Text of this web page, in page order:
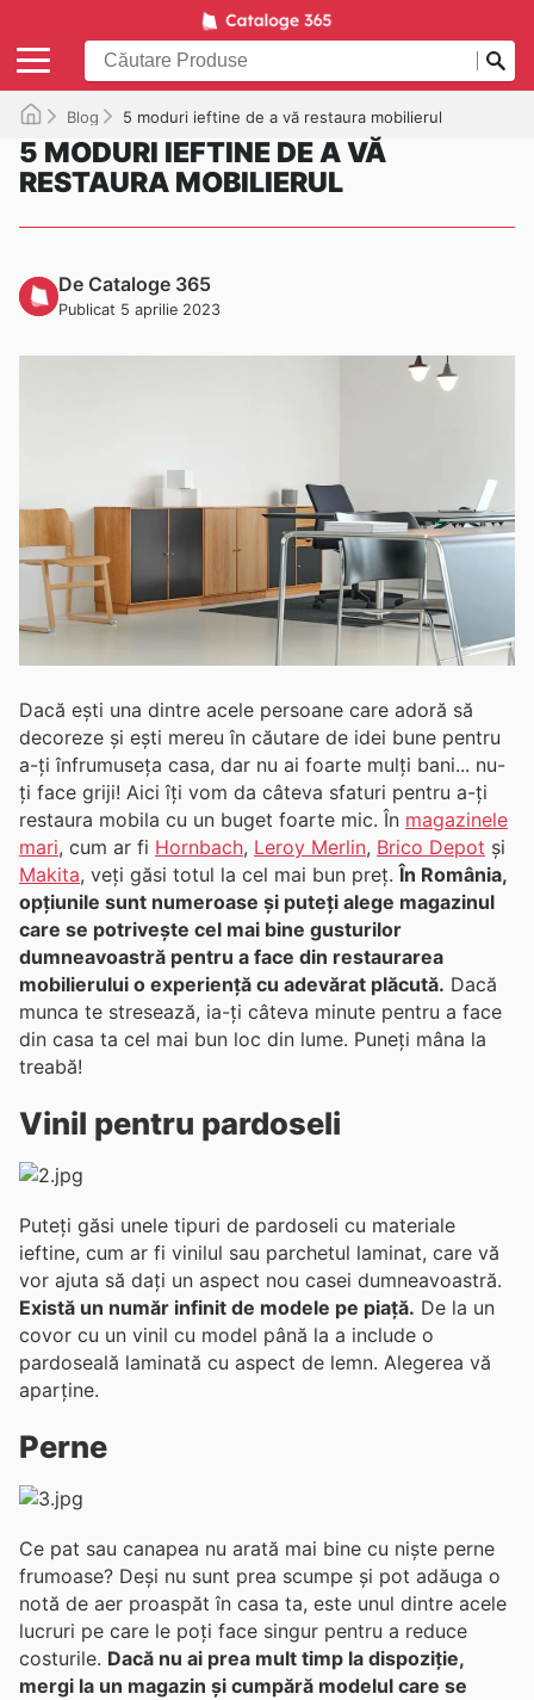
Blog 5 moduri ieftine de a vă restaura mobilierul
5 MODURI IEFTINE DE A VĂ
RESTAURA MOBILIERUL
De Cataloge 365
Publicat 5 aprilie 2023
Dacă ești una dintre acele persoane care adoră să
decoreze și ești mereu în căutare de idei bune pentru
a-ți înfrumuseța casa, dar nu ai foarte mulți bani... nu-
ți face griji! Aici îți vom da câteva sfaturi pentru a-ți
restaura mobila cu un buget foarte mic. În magazinele
mari, cum ar fi Hornbach, Leroy Merlin, Brico Depot și
Makita, veți găsi totul la cel mai bun preț.În România,
opțiunile sunt numeroase și puteți alege magazinul
care se potrivește cel mai bine gusturilor
dumneavoastră pentru a face din restaurarea
mobilierului o experiență cu adevărat plăcută. Dacă
munca te stresează, ia-ți câteva minute pentru a face
din casa ta cel mai bun loc din lume. Puneți mâna la
treabă!
Vinil pentru pardoseli
Puteți găsi unele tipuri de pardoseli cu materiale
ieftine, cum ar fi vinilul sau parchetul laminat, care vă
vor ajuta să dați un aspect nou casei dumneavoastră.
Există un număr infinit de modele pe piață. De la un
covor cu un vinil cu model până la a include o
pardoseală laminată cu aspect de lemn. Alegerea vă
aparține.
Perne
Ce pat sau canapea nu arată mai bine cu niște perne
frumoase? Deși nu sunt prea scumpe și pot adăuga o
notă de aer proaspăt în casa ta, este unul dintre acele
lucruri pe care le poți face singur pentru a reduce
costurile. Dacă nu ai prea mult timp la dispoziție,
mergi la un magazin și cumpără modelul care se